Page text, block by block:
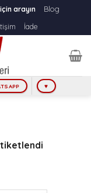
arayın
Blog
İade
♥